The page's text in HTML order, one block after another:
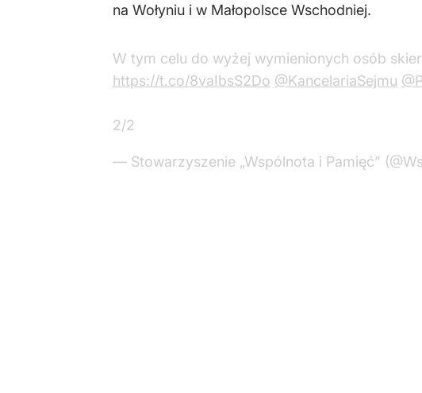
na Wołyniu i w Małopolsce Wschodniej.
W tym celu do wyżej wymienionych osób
https://t.co/8vaIbsS2Do @KancelariaSejmu
2/2
— Stowarzyszenie „Wspólnota i Pamięć”